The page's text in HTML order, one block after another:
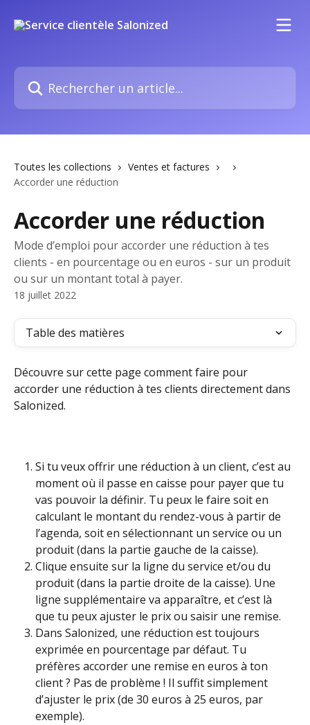
Rechercher un article...
Toutes les collections
Ventes et factures
Accorder une réduction
Accorder une réduction
Mode d’emploi pour accorder une réduction à tes
clients - en pourcentage ou en euros - sur un produit
ou sur un montant total à payer.
18 juillet 2022
Table des matières
Découvre sur cette page comment faire pour
accorder une réduction à tes clients directement dans
Salonized.
Si tu veux offrir une réduction à un client, c’est au
moment où il passe en caisse pour payer que tu
vas pouvoir la définir. Tu peux le faire soit en
calculant le montant du rendez-vous à partir de
l’agenda, soit en sélectionnant un service ou un
produit (dans la partie gauche de la caisse).
Clique ensuite sur la ligne du service et/ou du
produit (dans la partie droite de la caisse). Une
ligne supplémentaire va apparaître, et c’est là
que tu peux ajuster le prix ou saisir une remise.
Dans Salonized, une réduction est toujours
exprimée en pourcentage par défaut. Tu
préfères accorder une remise en euros à ton
client ? Pas de problème ! Il suffit simplement
d’ajuster le prix (de 30 euros à 25 euros, par
exemple).